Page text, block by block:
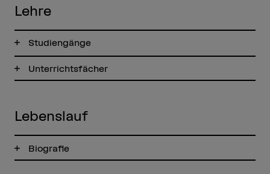
Lehre
Studiengänge
Unterrichtsfächer
Lebenslauf
Biografie